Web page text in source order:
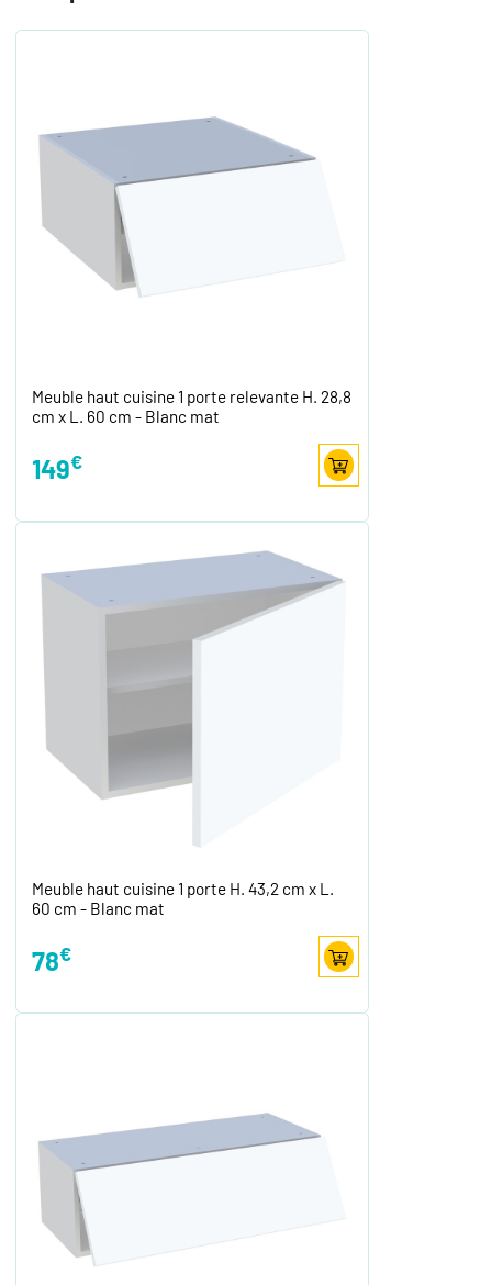
Meuble haut cuisine 1 porte relevante H. 28,8
cm x L. 60 cm - Blanc mat
149€
Meuble haut cuisine 1 porte H. 43,2 cm x L.
60 cm - Blanc mat
78€